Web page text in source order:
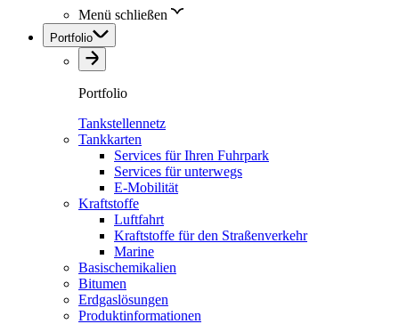
Menü schließen
Portfolio
Portfolio
Tankstellennetz
Tankkarten
Services für Ihren Fuhrpark
Services für unterwegs
E-Mobilität
Kraftstoffe
Luftfahrt
Kraftstoffe für den Straßenverkehr
Marine
Basischemikalien
Bitumen
Erdgaslösungen
Produktinformationen